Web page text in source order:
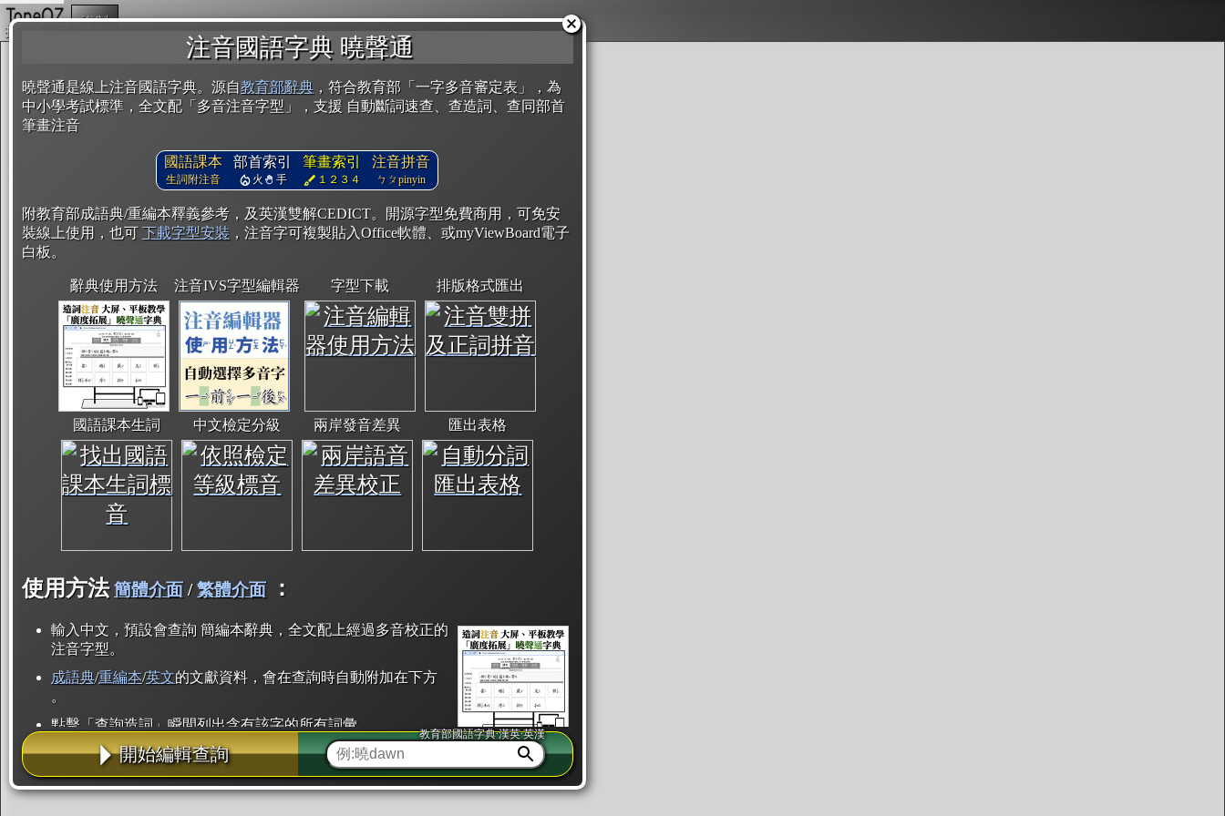
注音國語字典 曉聲通
曉聲通是線上注音國語字典。源自教育部辭典 ，符合教育部「一字多音審定表」，為
中小學考試標準，全文配「多音注音字型」，支援 自動斷詞速查、查造詞、查同部首
筆畫注音
國語課本
生詞附注音
部首索引
火 手
筆畫索引
１２３４
注音拼音
ㄅㄆpinyin
附教育部成語典/重編本釋義參考，及英漢雙解CEDICT。開源字型免費商用，可免安
裝線上使用，也可 下載字型安裝 ，注音字可複製貼入Office軟體、或myViewBoard電子
白板。
辭典使用方法 注音IVS字型編輯器 字型下載 排版格式匯出
國語課本生詞 中文檢定分級 兩岸發音差異 匯出表格
使用方法 簡體介面/繁體介面 ：
輸入中文，預設會查詢 簡編本辭典，全文配上經過多音校正的
注音字型。
成語典/重編本/英文的文獻資料，會在查詢時自動附加在下方
。
點擊「查詢造詞」瞬間列出含有該字的所有詞彙。
點「部首」瞬間列出所有「同部首字」。也支援查詢「同注音」或「同筆畫」。
辭典解釋的全文都經過自動斷詞，點擊便可瞬間「連續查詢」此字詞的解釋，不
用手動重複輸入。
開始編輯查詢
教育部國語字典·漢英·英漢
複製